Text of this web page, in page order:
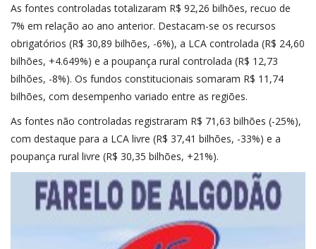
As fontes controladas totalizaram R$ 92,26 bilhões, recuo de
7% em relação ao ano anterior. Destacam-se os recursos
obrigatórios (R$ 30,89 bilhões, -6%), a LCA controlada (R$ 24,60
bilhões, +4.649%) e a poupança rural controlada (R$ 12,73
bilhões, -8%). Os fundos constitucionais somaram R$ 11,74
bilhões, com desempenho variado entre as regiões.
As fontes não controladas registraram R$ 71,63 bilhões (-25%),
com destaque para a LCA livre (R$ 37,41 bilhões, -33%) e a
poupança rural livre (R$ 30,35 bilhões, +21%).